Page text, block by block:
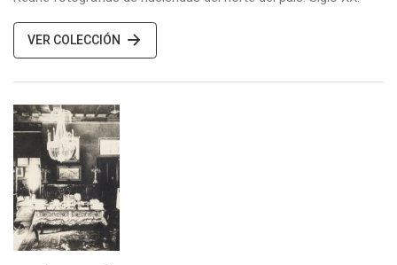
VER COLECCIÓN